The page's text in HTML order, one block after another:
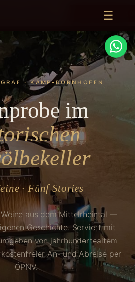
☰
TERMIN
· KAMP-BORNHOFEN
im
· Fünf Stories
aus dem Mittelrheintal —
Geschichte. Serviert mit
von jahrhundertealtem
kostenfreier An- und Abreise per
ÖPNV.